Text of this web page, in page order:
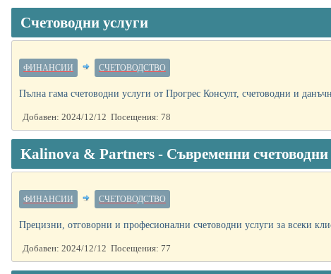
Счетоводни услуги
ФИНАНСИИ СЧЕТОВОДСТВО
Пълна гама счетоводни услуги от Прогрес Консулт, счетоводни и
Добавен: 2024/12/12 Посещения: 78
Kalinova & Partners - Съвременни счетоводни
ФИНАНСИИ СЧЕТОВОДСТВО
Прецизни, отговорни и професионални счетоводни услуги за всеки
Добавен: 2024/12/12 Посещения: 77